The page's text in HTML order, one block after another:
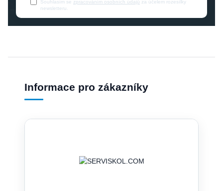
Souhlasím se zpracováním osobních údajů za účelem rozesílky
newsletteru.
Informace pro zákazníky